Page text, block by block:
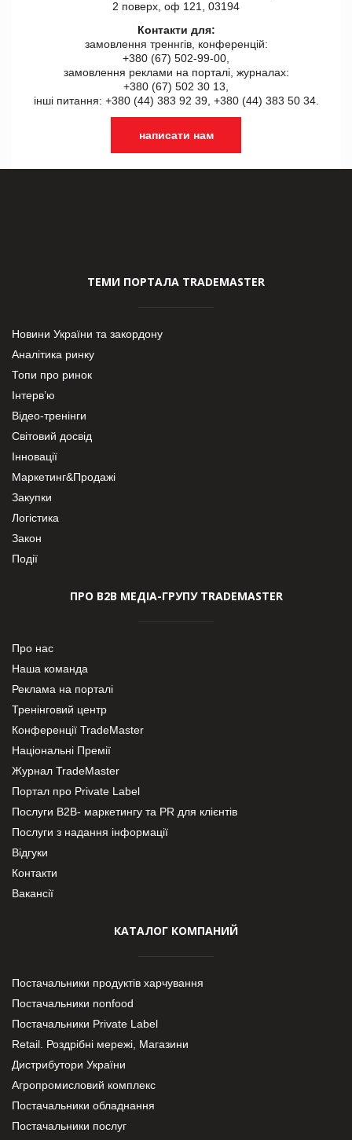
2 поверх, оф 121, 03194
Контакти для:
замовлення треннгів, конференцій:
+380 (67) 502-99-00,
замовлення реклами на порталі, журналах:
+380 (67) 502 30 13,
інші питання: +380 (44) 383 92 39, +380 (44) 383 50 34.
написати нам
ТЕМИ ПОРТАЛА TRADEMASTER
Новини України та закордону
Аналітика ринку
Топи про ринок
Інтерв’ю
Відео-тренінги
Світовий досвід
Інновації
Маркетинг&Продажі
Закупки
Логістика
Закон
Події
ПРО В2В МЕДІА-ГРУПУ TRADEMASTER
Про нас
Наша команда
Реклама на порталі
Тренінговий центр
Конференції TradeMaster
Національні Премії
Журнал TradeMaster
Портал про Private Label
Послуги В2В- маркетингу та PR для клієнтів
Послуги з надання інформації
Відгуки
Контакти
Вакансії
КАТАЛОГ КОМПАНИЙ
Постачальники продуктів харчування
Постачальники nonfood
Постачальники Private Label
Retail. Роздрібні мережі, Магазини
Дистрибутори України
Агропромисловий комплекс
Постачальники обладнання
Постачальники послуг